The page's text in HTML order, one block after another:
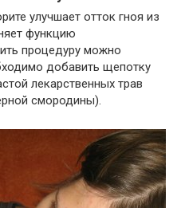
улучшает отток гноя из
функцию
процедуру можно
добавить щепотку
лекарственных трав
смородины).